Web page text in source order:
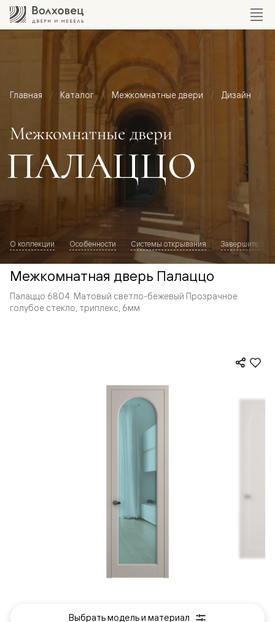
Главная Каталог Межкомнатные двери Дизайн
Межкомнатные двери
ПАЛАЦЦО
О коллекции Особенности Системы открывания Завершите
Межкомнатная дверь Палаццо
Палаццо 6804. Матовый светло-бежевый Прозрачное
голубое стекло, триплекс, 6мм
Выбрать модель и материал